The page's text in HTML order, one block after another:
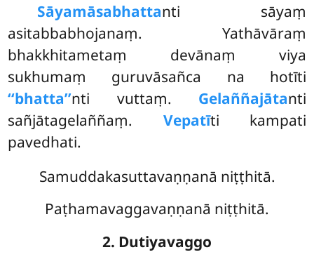
Sāyamāsabhattanti sāyaṃ
asitabbabhojanaṃ. Yathāvāraṃ
bhakkhitametaṃ devānaṃ viya
sukhumaṃ guruvāsañca na hotīti
‘‘bhatta’’nti vuttaṃ. Gelaññajātanti
sañjātagelaññaṃ. Vepatīti kampati
pavedhati.
Samuddakasuttavaṇṇanā niṭṭhitā.
Paṭhamavaggavaṇṇanā niṭṭhitā.
2. Dutiyavaggo